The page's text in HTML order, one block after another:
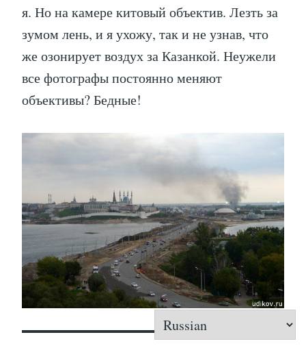
я. Но на камере китовый объектив. Лезть за
зумом лень, и я ухожу, так и не узнав, что
же озонирует воздух за Казанкой. Неужели
все фотографы постоянно меняют
объективы? Бедные!